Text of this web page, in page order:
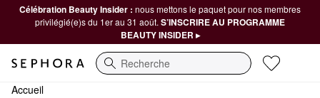
Célébration Beauty Insider : nous mettons le paquet pour nos membres
privilégié(e)s du 1er au 31 août. S’INSCRIRE AU PROGRAMME
BEAUTY INSIDER ▸
Recherche
Accueil